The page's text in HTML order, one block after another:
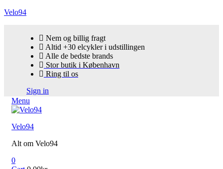
Velo94
Nem og billig fragt
Altid +30 elcykler i udstillingen
Alle de bedste brands
Stor butik i København
Ring til os
Sign in
Menu
Velo94
Alt om Velo94
0